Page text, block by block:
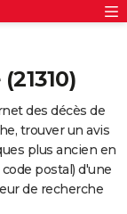
des décès de
trouver un avis
plus ancien en
postal) d'une
de recherche